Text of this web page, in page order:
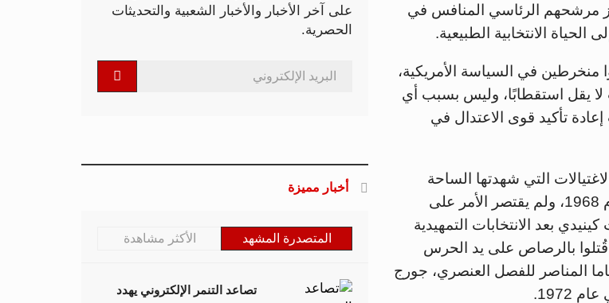
كلاهما من أن فوز مرشحهم الرئاسي المنافس في
الانتخابية الطبيعية.
منخرطين في السياسة الأمريكية،
يقل استقطابًا، وليس بسبب أي
تأكيد قوى الاعتدال في
التي شهدتها الساحة
السياسية الأمريكية على مدى السنوات الأربع التي بدأت في عام 1968، ولم يقتصر الأمر على
بعد الانتخابات التمهيدية
بالرصاص على يد الحرس
المناصر للفصل العنصري، جورج
على آخر الأخبار والأخبار الشعبية والتحديثات
الحصرية.
أخبار مميزة
المتصدرة المشهد الأكثر مشاهدة
تصاعد التنمر الإلكتروني يهدد